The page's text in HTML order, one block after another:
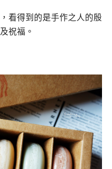
看得到的是手作之人的殷
祝福。